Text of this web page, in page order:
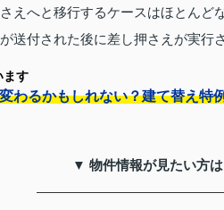
えへと移行するケースはほとん
送付された後に差し押さえが実行
ます
わるかもしれない？建て替え特
▼ 物件情報が見たい方